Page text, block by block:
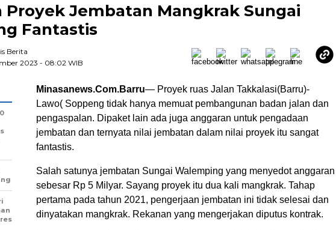
Proyek Jembatan Mangkrak Sungai
Fantastis
Berita
2023 - 08:02 WIB
Minasanews.Com.Barru— Proyek ruas Jalan Takkalasi(Barru)-
Lawo( Soppeng tidak hanya memuat pembangunan badan jalan dan
pengaspalan. Dipaket lain ada juga anggaran untuk pengadaan
jembatan dan ternyata nilai jembatan dalam nilai proyek itu sangat
fantastis.
Salah satunya jembatan Sungai Walemping yang menyedot anggaran
sebesar Rp 5 Milyar. Sayang proyek itu dua kali mangkrak. Tahap
pertama pada tahun 2021, pengerjaan jembatan ini tidak selesai dan
dinyatakan mangkrak. Rekanan yang mengerjakan diputus kontrak.